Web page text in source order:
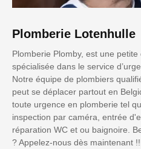
Plomberie Lotenhulle
Plomberie Plomby, est une
spécialisée dans le service
Notre équipe de plombiers
peut se déplacer partout en
toute urgence en plomberie tel
inspection par caméra, entrée
réparation WC et ou baignoire.
? Appelez-nous dès maintenant